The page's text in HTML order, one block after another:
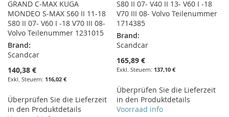
GRAND C-MAX KUGA
MONDEO S-MAX S60 II 11-18
S80 II 07- V60 I -18 V70 III 08-
Volvo Teilenummer 1231015
Brand:
Scandcar
140,38 €
116,02 €
Überprüfen Sie die Lieferzeit
in den Produktdetails
S80 II 07- V40 II 13- V60 I -18
V70 III 08- Volvo Teilenummer
1714385
Brand:
Scandcar
165,89 €
137,10 €
Überprüfen Sie die Lieferzeit
in den Produktdetails
Voorraad info